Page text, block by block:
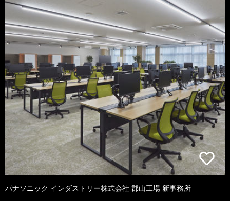
パナソニック インダストリー株式会社 郡山工場 新事務所